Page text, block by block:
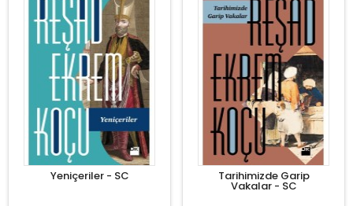
Yeniçeriler - SC Tarihimizde Garip
Vakalar - SC